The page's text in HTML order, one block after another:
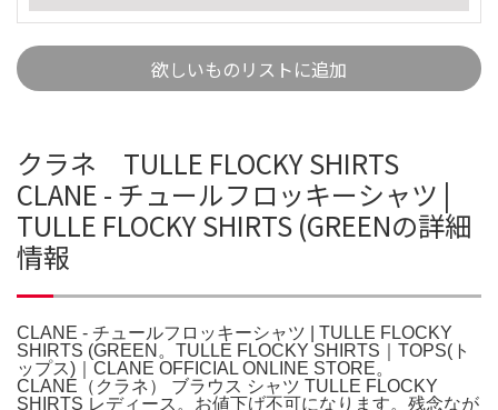
欲しいものリストに追加
クラネ TULLE FLOCKY SHIRTS
CLANE - チュールフロッキーシャツ |
TULLE FLOCKY SHIRTS (GREENの詳細
情報
CLANE - チュールフロッキーシャツ | TULLE FLOCKY
SHIRTS (GREEN。TULLE FLOCKY SHIRTS｜TOPS(ト
ップス)｜CLANE OFFICIAL ONLINE STORE。
CLANE（クラネ） ブラウス シャツ TULLE FLOCKY
SHIRTS レディース。お値下げ不可になります。残念なが